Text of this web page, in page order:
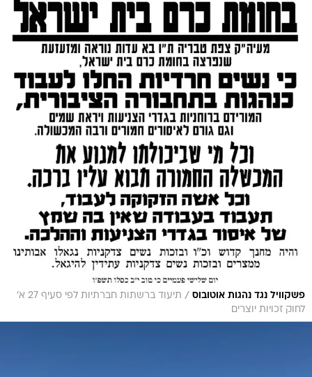
פשקוויל נגד נהגות אוטובוס /
תיעוד ברשתות חברתיות לפי סעיף 27 א'
לחוק זכויות יוצרים